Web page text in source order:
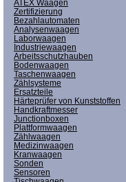
ATEX Waagen
Zertifizierung
Bezahlautomaten
Analysenwaagen
Laborwaagen
Industriewaagen
Arbeitsschutzhauben
Bodenwaagen
Taschenwaagen
Zählsysteme
Ersatzteile
Härteprüfer von Kunststoffen
Handkraftmesser
Junctionboxen
Plattformwaagen
Zählwaagen
Medizinwaagen
Kranwaagen
Sonden
Sensoren